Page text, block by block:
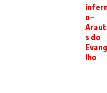
o –
s do
lho